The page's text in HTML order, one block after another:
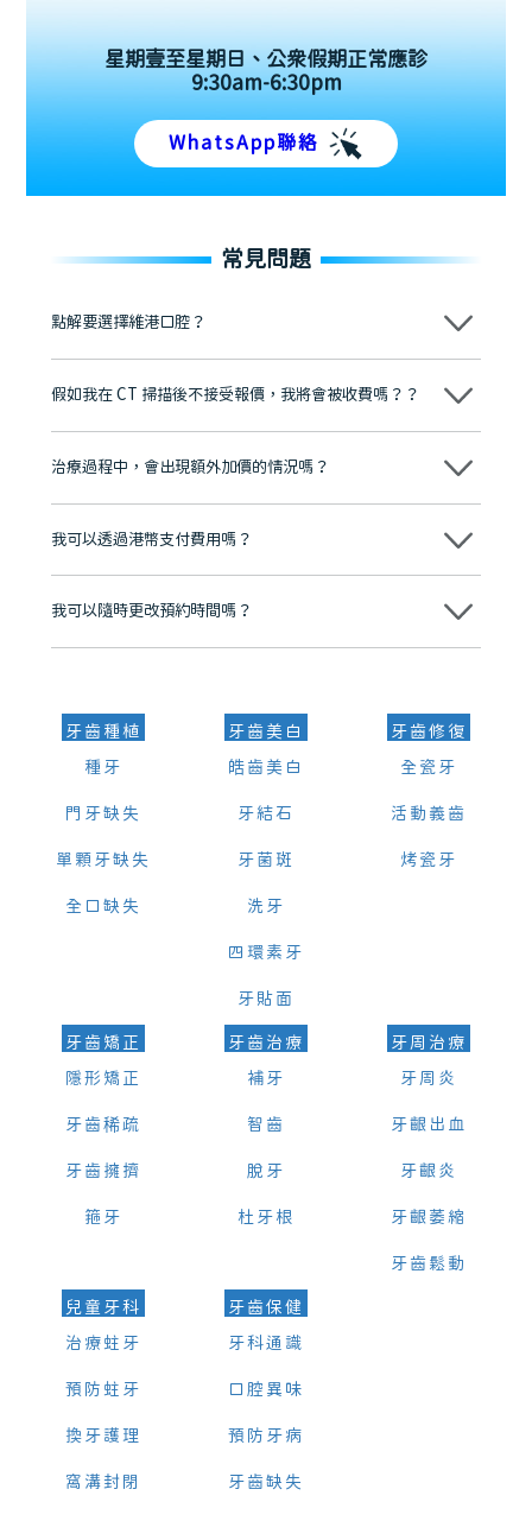
星期壹至星期日、公眾假期正常應診
9:30am-6:30pm
WhatsApp聯絡
常見問題
點解要選擇維港口腔？
維港口腔踐行「醫道濟世」的大學校訓，各分院匯聚來自香港、內地的
牌」、「2025香港企業領袖品牌」，是諾貝爾種植系統全球放心植牙中
至今已服務超過三十個國家和地區的顧客，受到粵港澳大灣區及周邊城
市市民極高的口碑評價及信任推薦 珠海、深圳設有八大分院，香港亦設
有咨詢及服務保障中心，有任何問題都可以隨時預約免費咨詢，讓人十
假如我在 CT 掃描後不接受報價，我將會被收費嗎？？
不會！只要未開始實際服務之前，你不會被收取任何費用。
治療過程中，會出現額外加價的情況嗎？
不會，治療前我們會詳細說明治療方案及對應的價錢，顧客同意並簽字
我可以透過港幣支付費用嗎？
可以。維港口腔會按照當日匯率轉算收取費用，而匯率會及時告知客人
我可以隨時更改預約時間嗎？
可以，請盡早通過wechat或whatsapp聯絡我們，告知我們你原本預約
牙齒種植
種牙
門牙缺失
單顆牙缺失
全口缺失
牙齒美白
皓齒美白
牙結石
牙菌斑
洗牙
四環素牙
牙貼面
牙齒修復
全瓷牙
活動義齒
烤瓷牙
牙齒矯正
隱形矯正
牙齒稀疏
牙齒擁擠
箍牙
牙齒治療
補牙
智齒
脫牙
杜牙根
牙周治療
牙周炎
牙齦出血
牙齦炎
牙齦萎縮
牙齒鬆動
兒童牙科
治療蛀牙
預防蛀牙
換牙護理
窩溝封閉
牙齒保健
牙科通識
口腔異味
預防牙病
牙齒缺失